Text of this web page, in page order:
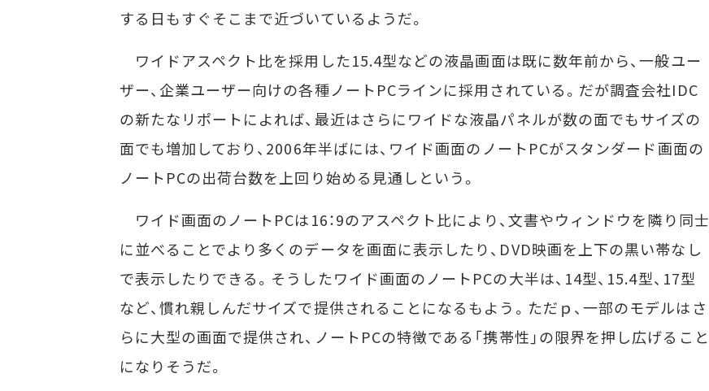
する日もすぐそこまで近づいているようだ。
ワイドアスペクト比を採用した15.4型などの液晶画面は既に数年前から、一般ユー
ザー、企業ユーザー向けの各種ノートPCラインに採用されている。だが調査会社IDC
の新たなリポートによれば、最近はさらにワイドな液晶パネルが数の面でもサイズの
面でも増加しており、2006年半ばには、ワイド画面のノートPCがスタンダード画面の
ノートPCの出荷台数を上回り始める見通しという。
ワイド画面のノートPCは16：9のアスペクト比により、文書やウィンドウを隣り同士
に並べることでより多くのデータを画面に表示したり、DVD映画を上下の黒い帯なし
で表示したりできる。そうしたワイド画面のノートPCの大半は、14型、15.4型、17型
など、慣れ親しんだサイズで提供されることになるもよう。ただｐ、一部のモデルはさ
らに大型の画面で提供され、ノートPCの特徴である「携帯性」の限界を押し広げること
になりそうだ。